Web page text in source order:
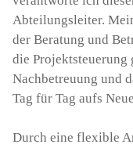
Abteilungsleiter.
der Beratung und
die
Nachbetreuung und
Tag für Tag aufs
Durch eine flexible